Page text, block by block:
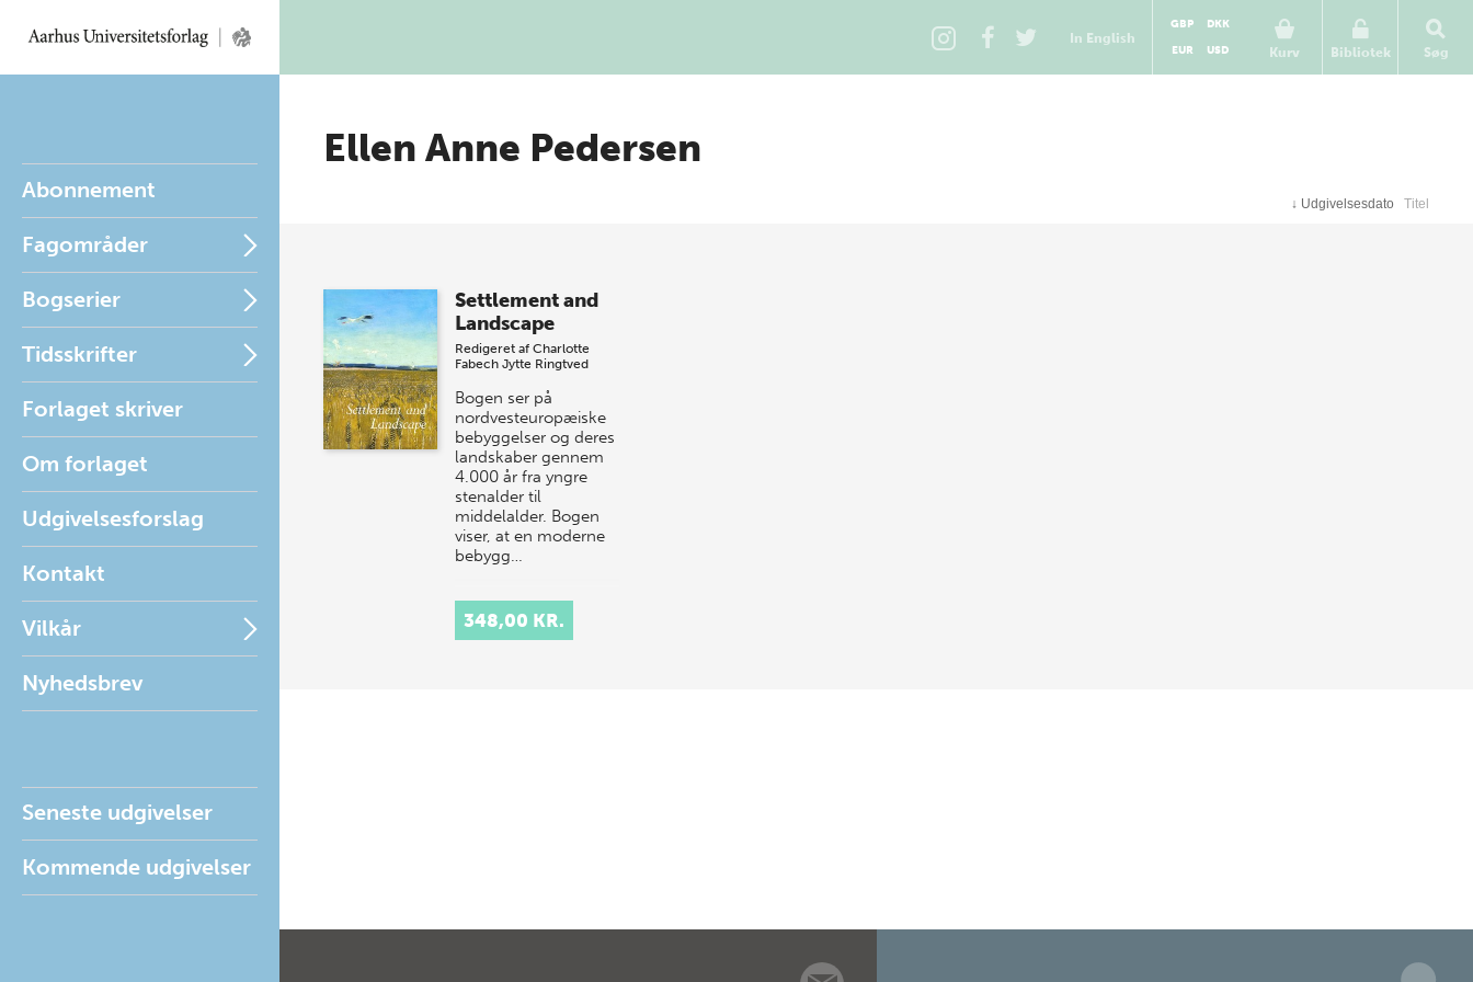
In English
Kurv
GBP
DKK
EUR
USD Bibliotek Søg
Abonnement
Fagområder
Bogserier
Tidsskrifter
Forlaget skriver
Om forlaget
Udgivelsesforslag
Kontakt
Vilkår
Nyhedsbrev
Seneste udgivelser
Kommende udgivelser
Ellen Anne Pedersen
↓ Udgivelsesdato Titel
Settlement and
Landscape
Redigeret af Charlotte
Fabech Jytte Ringtved
Bogen ser på
nordvesteuropæiske
bebyggelser og deres
landskaber gennem
4.000 år fra yngre
stenalder til
middelalder. Bogen
viser, at en moderne
bebygg…
348,00 KR.